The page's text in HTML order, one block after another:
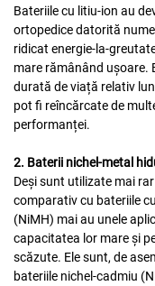
Bateriile cu litiu-ion au
ortopedice datorită
ridicat energie-la-
mare rămânând ușoare.
durată de viață relativ
pot fi reîncărcate de
performanței.
2. Baterii nichel-metal
Deși sunt utilizate mai
comparativ cu bateriile
(NiMH) mai au unele
capacitatea lor mare și
scăzute. Ele sunt, de
bateriile nichel-cadmiu